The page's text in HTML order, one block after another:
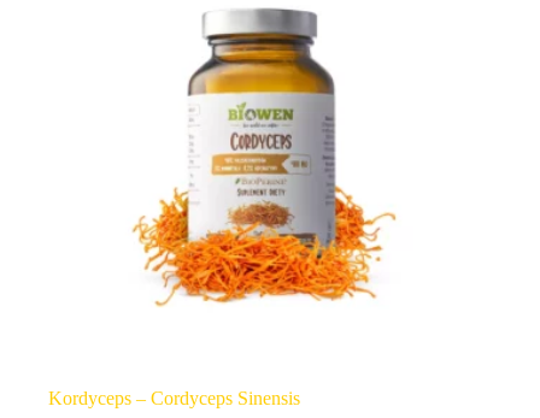
Kordyceps – Cordyceps Sinensis